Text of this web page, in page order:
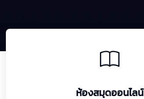
ห้องสมุดออนไลน์